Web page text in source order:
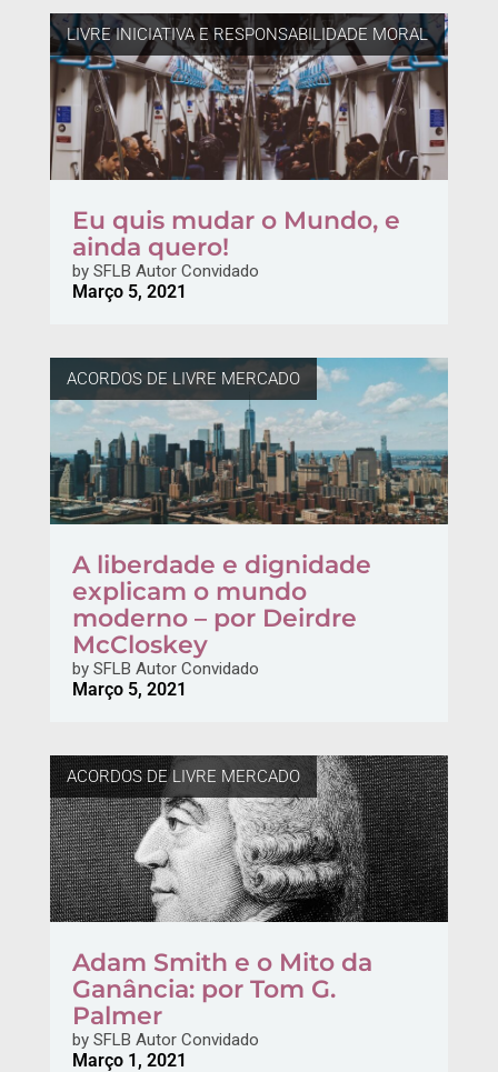
LIVRE INICIATIVA E RESPONSABILIDADE MORAL
Eu quis mudar o Mundo, e
ainda quero!
bySFLB Autor Convidado
Março 5, 2021
ACORDOS DE LIVRE MERCADO
A liberdade e dignidade
explicam o mundo
moderno – por Deirdre
McCloskey
bySFLB Autor Convidado
Março 5, 2021
ACORDOS DE LIVRE MERCADO
Adam Smith e o Mito da
Ganância: por Tom G.
Palmer
bySFLB Autor Convidado
Março 1, 2021